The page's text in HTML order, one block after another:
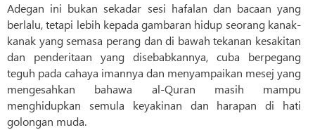
Adegan ini bukan sekadar sesi hafalan dan bacaan yang
berlalu, tetapi lebih kepada gambaran hidup seorang kanak-
kanak yang semasa perang dan di bawah tekanan kesakitan
dan penderitaan yang disebabkannya, cuba berpegang
teguh pada cahaya imannya dan menyampaikan mesej yang
mengesahkan bahawa al-Quran masih mampu
menghidupkan semula keyakinan dan harapan di hati
golongan muda.